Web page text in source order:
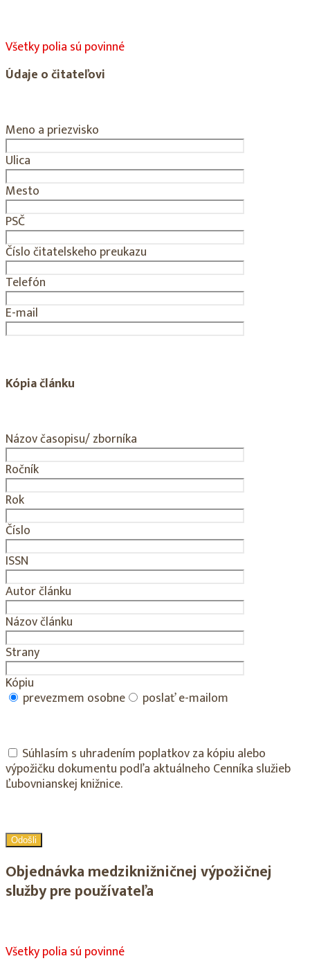
Všetky polia sú povinné
Údaje o čitateľovi
Meno a priezvisko
Ulica
Mesto
PSČ
Číslo čitatelskeho preukazu
Telefón
E-mail
Kópia článku
Názov časopisu/ zborníka
Ročník
Rok
Číslo
ISSN
Autor článku
Názov článku
Strany
Kópiu
prevezmem osobne poslať e-mailom
Súhlasím s uhradením poplatkov za kópiu alebo
výpožičku dokumentu podľa aktuálneho Cenníka služieb
Ľubovnianskej knižnice.
Objednávka medziknižničnej výpožičnej
služby pre používateľa
Všetky polia sú povinné